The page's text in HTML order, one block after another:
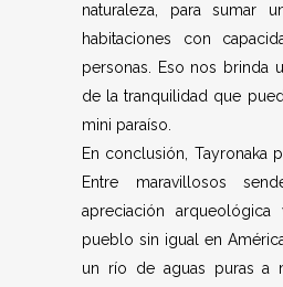
naturaleza, para sumar
habitaciones con
personas. Eso nos brinda
de la tranquilidad que
mini paraíso.
En conclusión, Tayronaka
Entre maravillosos
apreciación
pueblo sin igual en
un río de aguas puras a